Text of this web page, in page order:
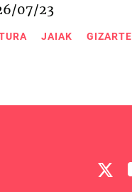
07/23
JAIAK